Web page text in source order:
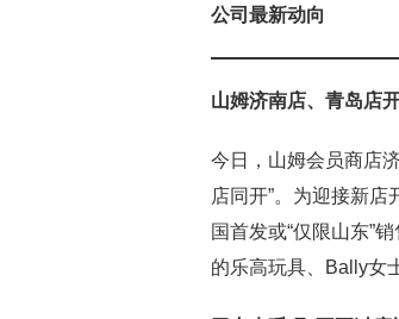
公司最新动向
山姆济南店、青岛店
今日，山姆会员商店
店同开”。为迎接新
国首发或“仅限山东”
的乐高玩具、Bally女